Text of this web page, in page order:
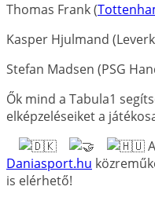
Thomas Frank (
Kasper Hjulmand
Stefan Madsen (PSG
Ők mind a Tabula1
elképzeléseiket a
Daniasport.hu
is elérhető!